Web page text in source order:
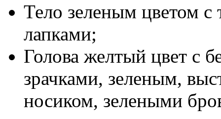
Тело зеленым цветом
лапками;
Голова желтый цвет с
зрачками, зеленым,
носиком, зелеными